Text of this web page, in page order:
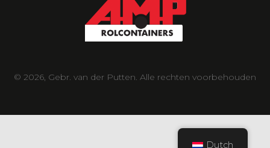
© 2026, Gebr. van der Putten. Alle rechten voorbehouden
Dutch